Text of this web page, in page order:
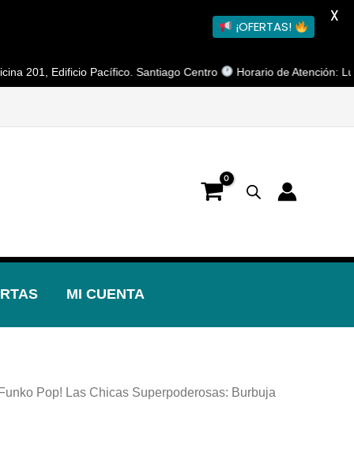
Edificio Pacífico. Santiago Centro Horario de Atención: Lunes a
MI CUENTA
Pop! Las Chicas Superpoderosas: Burbuja
¡OFERTAS!
X